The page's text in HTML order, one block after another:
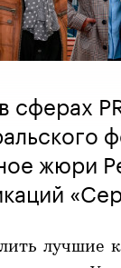
жюри
лучшие